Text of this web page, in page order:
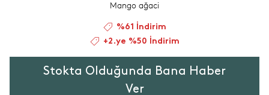
Mango ağaci
%61 İndirim
+2.ye %50 İndirim
Stokta Olduğunda Bana Haber
Ver